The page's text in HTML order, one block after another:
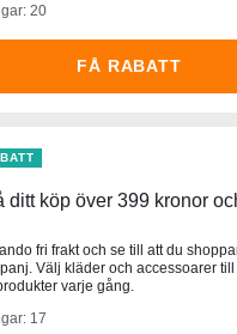
20
FÅ RABATT
ditt köp över 399 kronor
fri frakt och se till att du
Välj kläder och accessoarer
varje gång.
17